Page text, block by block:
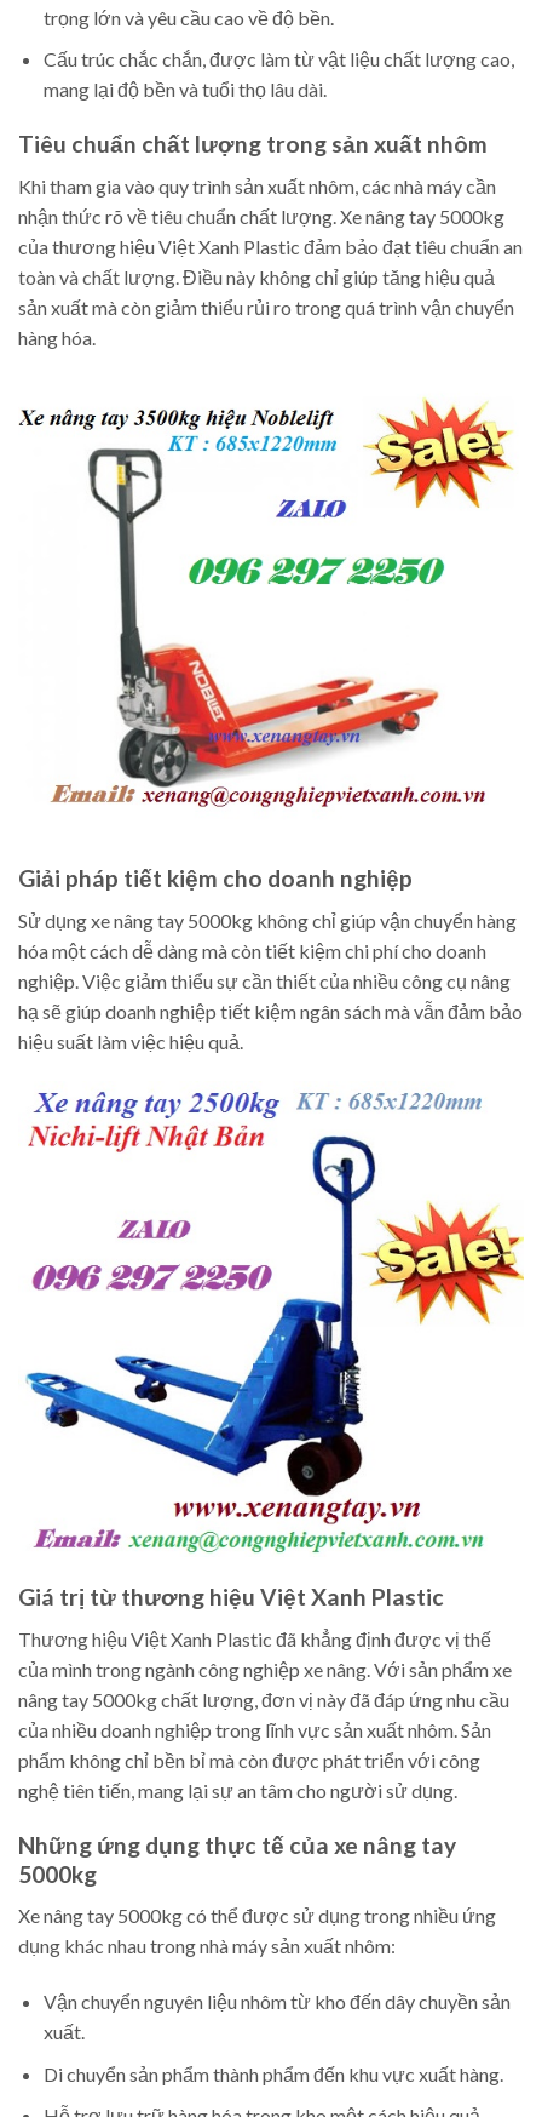
trọng lớn và yêu cầu cao về độ bền.
Cấu trúc chắc chắn, được làm từ vật liệu chất lượng cao,
mang lại độ bền và tuổi thọ lâu dài.
Tiêu chuẩn chất lượng trong sản xuất nhôm
Khi tham gia vào quy trình sản xuất nhôm, các nhà máy cần
nhận thức rõ về tiêu chuẩn chất lượng. Xe nâng tay 5000kg
của thương hiệu Việt Xanh Plastic đảm bảo đạt tiêu chuẩn an
toàn và chất lượng. Điều này không chỉ giúp tăng hiệu quả
sản xuất mà còn giảm thiểu rủi ro trong quá trình vận chuyển
hàng hóa.
Giải pháp tiết kiệm cho doanh nghiệp
Sử dụng xe nâng tay 5000kg không chỉ giúp vận chuyển hàng
hóa một cách dễ dàng mà còn tiết kiệm chi phí cho doanh
nghiệp. Việc giảm thiểu sự cần thiết của nhiều công cụ nâng
hạ sẽ giúp doanh nghiệp tiết kiệm ngân sách mà vẫn đảm bảo
hiệu suất làm việc hiệu quả.
Giá trị từ thương hiệu Việt Xanh Plastic
Thương hiệu Việt Xanh Plastic đã khẳng định được vị thế
của mình trong ngành công nghiệp xe nâng. Với sản phẩm xe
nâng tay 5000kg chất lượng, đơn vị này đã đáp ứng nhu cầu
của nhiều doanh nghiệp trong lĩnh vực sản xuất nhôm. Sản
phẩm không chỉ bền bỉ mà còn được phát triển với công
nghệ tiên tiến, mang lại sự an tâm cho người sử dụng.
Những ứng dụng thực tế của xe nâng tay
5000kg
Xe nâng tay 5000kg có thể được sử dụng trong nhiều ứng
dụng khác nhau trong nhà máy sản xuất nhôm:
Vận chuyển nguyên liệu nhôm từ kho đến dây chuyền sản
xuất.
Di chuyển sản phẩm thành phẩm đến khu vực xuất hàng.